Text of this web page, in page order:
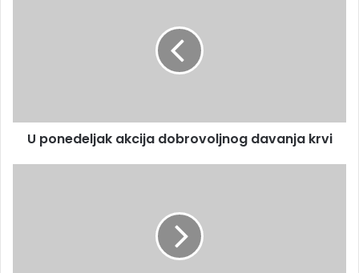
U ponedeljak akcija dobrovoljnog davanja krvi